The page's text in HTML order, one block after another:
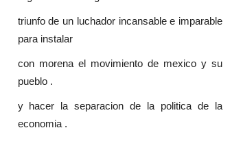
triunfo de un luchador incansable e imparable
para instalar
con morena el movimiento de mexico y su
pueblo .
y hacer la separacion de la politica de la
economia .